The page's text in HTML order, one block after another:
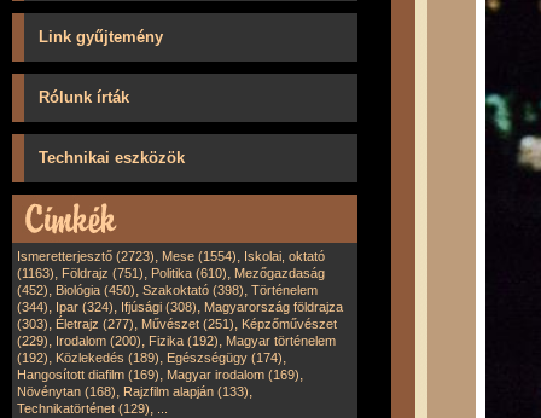
Link gyűjtemény
Rólunk írták
Technikai eszközök
Ismeretterjesztő (2723), Mese (1554), Iskolai, oktató
(1163), Földrajz (751), Politika (610), Mezőgazdaság
(452), Biológia (450), Szakoktató (398), Történelem
(344), Ipar (324), Ifjúsági (308), Magyarország földrajza
(303), Életrajz (277), Művészet (251), Képzőművészet
(229), Irodalom (200), Fizika (192), Magyar történelem
(192), Közlekedés (189), Egészségügy (174),
Hangosított diafilm (169), Magyar irodalom (169),
Növénytan (168), Rajzfilm alapján (133),
Technikatörténet (129),